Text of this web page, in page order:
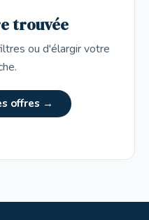
trouvée
ou d'élargir votre
offres →